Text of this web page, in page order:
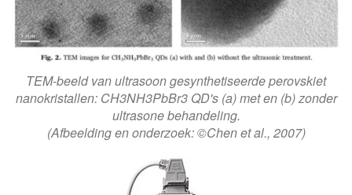
TEM-beeld van ultrasoon gesynthetiseerde perovskiet
nanokristallen: CH3NH3PbBr3 QD's (a) met en (b) zonder
ultrasone behandeling.
(Afbeelding en onderzoek: ©Chen et al., 2007)